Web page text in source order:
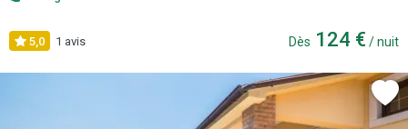
5,0 1 avis Dès 124 € / nuit